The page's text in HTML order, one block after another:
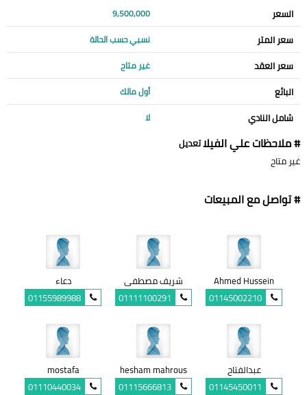
السعر 9,500,000
سعر المتر نسبي حسب الحالة
سعر العقد غير متاح
البائع أول مالك
شامل النادي لا
# ملاحظات علي الفيلاتعديل
غير متاح
# تواصل مع المبيعات
Ahmed Hussein
01145002210
شريف مصطفى
01111100291
دعاء
01155989988
عبدالفتاح
01145450011
hesham mahrous
01115666813
mostafa
01110440034